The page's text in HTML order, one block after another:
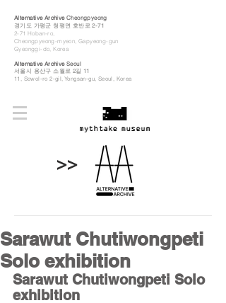
Alternative Archive Cheongpyeong
경기도 가평군 청평면 호반로 2-71
2-71 Hoban-ro,
Cheongpyeong-myeon, Gapyeong-gun
Gyeonggi-do, Korea
Alternative ArchiveSeoul
​서울시 용산구 소월로 2길 11
11, Sowol-ro 2-gil, Yongsan-gu, Seoul, Korea
>>
Sarawut Chutiwongpeti
Solo exhibition
Sarawut Chutiwongpeti Solo
exhibition